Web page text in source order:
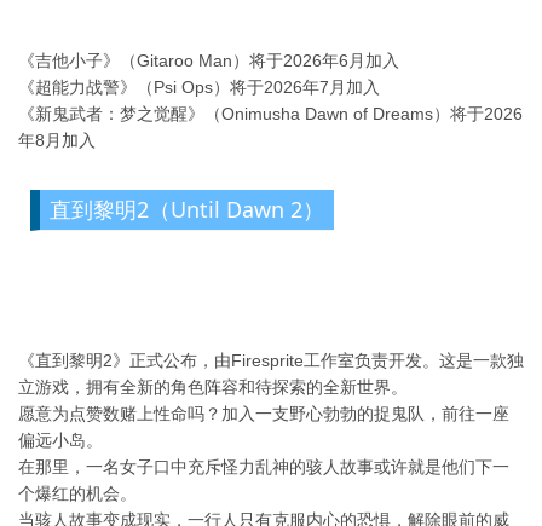
《吉他小子》（Gitaroo Man）将于2026年6月加入
《超能力战警》（Psi Ops）将于2026年7月加入
《新鬼武者：梦之觉醒》（Onimusha Dawn of Dreams）将于2026
年8月加入
直到黎明2（Until Dawn 2）
《直到黎明2》正式公布，由Firesprite工作室负责开发。这是一款独
立游戏，拥有全新的角色阵容和待探索的全新世界。
愿意为点赞数赌上性命吗？加入一支野心勃勃的捉鬼队，前往一座
偏远小岛。
在那里，一名女子口中充斥怪力乱神的骇人故事或许就是他们下一
个爆红的机会。
当骇人故事变成现实，一行人只有克服内心的恐惧，解除眼前的威